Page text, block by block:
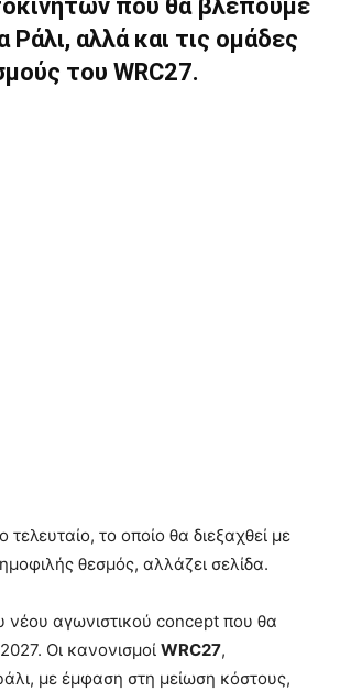
που θα βλέπουμε
αλλά και τις ομάδες
του WRC27.
τελευταίο, το οποίο θα διεξαχθεί με
θεσμός, αλλάζει σελίδα.
νέου αγωνιστικού concept που θα
Οι κανονισμοί WRC27,
με έμφαση στη μείωση κόστους,